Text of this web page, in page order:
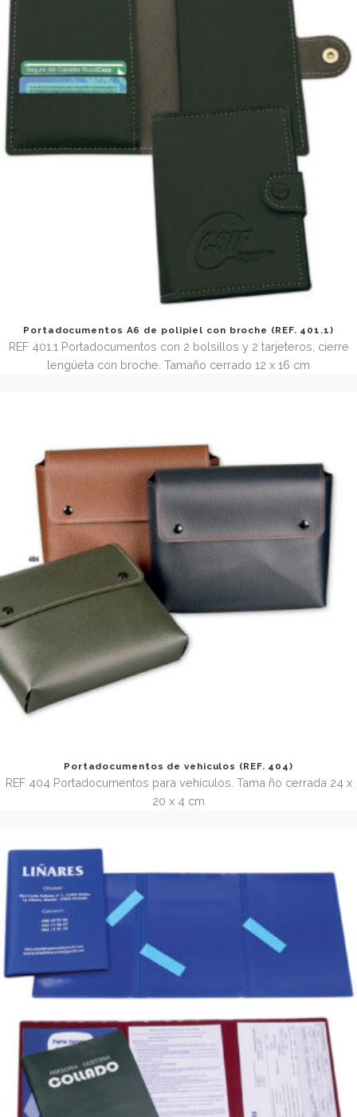
Portadocumentos A5 tipo sobre de polipropileno
lengüeta (REF. 3051.2)
REF. 3051.2 Portadocumentos plano tipo sobre en
0,5mm. Cierre con lengüeta . Automontable (se sirve en
Tamaño cerrado 17,5 x 25,5 cm
Portadocumentos A6 de polipiel con broche (REF.
REF 401.1 Portadocumentos con 2 bolsillos y 2 tarjeteros,
lengüeta con broche. Tamaño cerrado 12 x 16 cm
Portadocumentos de vehiculos (REF. 404)
REF 404 Portadocumentos para vehículos. Tama ño